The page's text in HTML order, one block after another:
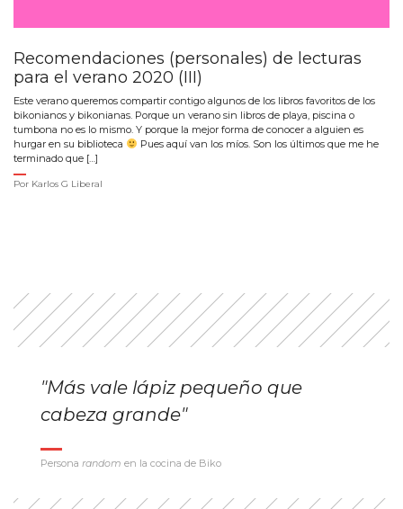
Recomendaciones (personales) de lecturas
para el verano 2020 (III)
Este verano queremos compartir contigo algunos de los libros favoritos de los
bikonianos y bikonianas. Porque un verano sin libros de playa, piscina o
tumbona no es lo mismo. Y porque la mejor forma de conocer a alguien es
hurgar en su biblioteca
Pues aquí van los míos. Son los últimos que me he
terminado que […]
Por Karlos G Liberal
"Más vale lápiz pequeño que
cabeza grande"
Persona random en la cocina de Biko